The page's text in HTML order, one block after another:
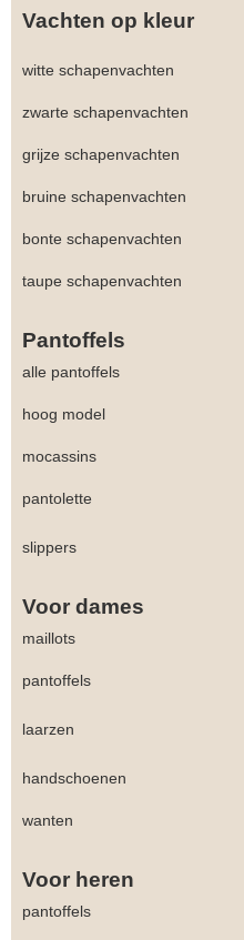
Vachten op kleur
witte schapenvachten
zwarte schapenvachten
grijze schapenvachten
bruine schapenvachten
bonte schapenvachten
taupe schapenvachten
Pantoffels
alle pantoffels
hoog model
mocassins
pantolette
slippers
Voor dames
maillots
pantoffels
laarzen
handschoenen
wanten
Voor heren
pantoffels